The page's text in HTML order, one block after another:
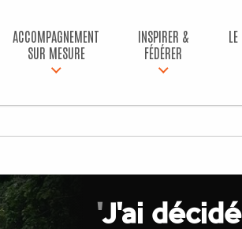
ACCOMPAGNEMENT
SUR MESURE
INSPIRER &
FÉDÉRER
'J'ai